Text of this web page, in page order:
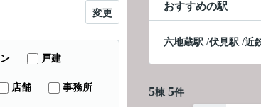
おすすめの駅
六地蔵駅 /伏見駅 /近
5棟 5件
変更
戸建
店舗 事務所